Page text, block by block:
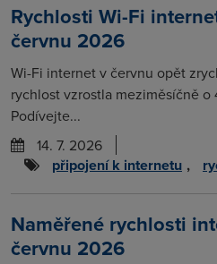
Rychlosti Wi-Fi
červnu 2026
Wi-Fi internet v červnu opět
rychlost vzrostla meziměsíčně o
Podívejte...
14. 7. 2026
připojení k internetu ,
Naměřené rychlosti
červnu 2026